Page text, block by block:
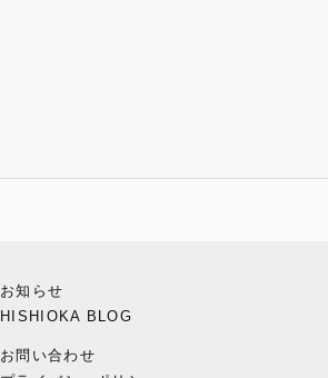
お知らせ
HISHIOKA BLOG
お問い合わせ